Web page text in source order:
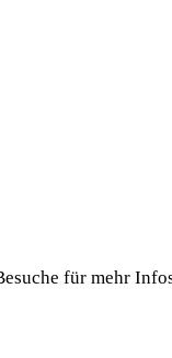
für mehr